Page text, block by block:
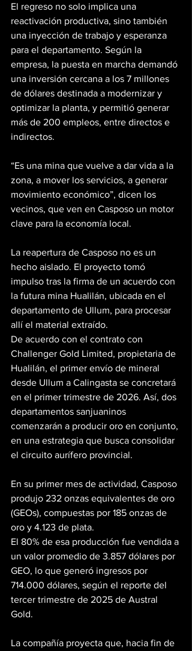
El regreso no solo implica una
reactivación productiva, sino también
una inyección de trabajo y esperanza
para el departamento. Según la
empresa, la puesta en marcha demandó
una inversión cercana a los 7 millones
de dólares destinada a modernizar y
optimizar la planta, y permitió generar
más de 200 empleos, entre directos e
indirectos.
“Es una mina que vuelve a dar vida a la
zona, a mover los servicios, a generar
movimiento económico”, dicen los
vecinos, que ven en Casposo un motor
clave para la economía local.
La reapertura de Casposo no es un
hecho aislado. El proyecto tomó
impulso tras la firma de un acuerdo con
la futura mina Hualilán, ubicada en el
departamento de Ullum, para procesar
allí el material extraído.
De acuerdo con el contrato con
Challenger Gold Limited, propietaria de
Hualilán, el primer envío de mineral
desde Ullum a Calingasta se concretará
en el primer trimestre de 2026. Así, dos
departamentos sanjuaninos
comenzarán a producir oro en conjunto,
en una estrategia que busca consolidar
el circuito aurífero provincial.
En su primer mes de actividad, Casposo
produjo 232 onzas equivalentes de oro
(GEOs), compuestas por 185 onzas de
oro y 4.123 de plata.
El 80% de esa producción fue vendida a
un valor promedio de 3.857 dólares por
GEO, lo que generó ingresos por
714.000 dólares, según el reporte del
tercer trimestre de 2025 de Austral
Gold.
La compañía proyecta que, hacia fin de